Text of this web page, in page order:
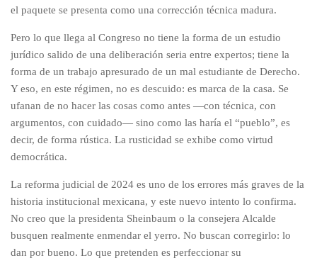
el paquete se presenta como una corrección técnica madura.
Pero lo que llega al Congreso no tiene la forma de un estudio
jurídico salido de una deliberación seria entre expertos; tiene la
forma de un trabajo apresurado de un mal estudiante de Derecho.
Y eso, en este régimen, no es descuido: es marca de la casa. Se
ufanan de no hacer las cosas como antes —con técnica, con
argumentos, con cuidado— sino como las haría el “pueblo”, es
decir, de forma rústica. La rusticidad se exhibe como virtud
democrática.
La reforma judicial de 2024 es uno de los errores más graves de la
historia institucional mexicana, y este nuevo intento lo confirma.
No creo que la presidenta Sheinbaum o la consejera Alcalde
busquen realmente enmendar el yerro. No buscan corregirlo: lo
dan por bueno. Lo que pretenden es perfeccionar su